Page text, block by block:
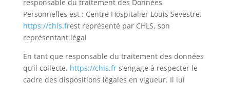
responsable du traitement des Données
Personnelles est : Centre Hospitalier Louis Sevestre.
https://chls.frest représenté par CHLS, son
représentant légal
En tant que responsable du traitement des données
qu’il collecte, https://chls.frs’engage à respecter le
cadre des dispositions légales en vigueur. Il lui